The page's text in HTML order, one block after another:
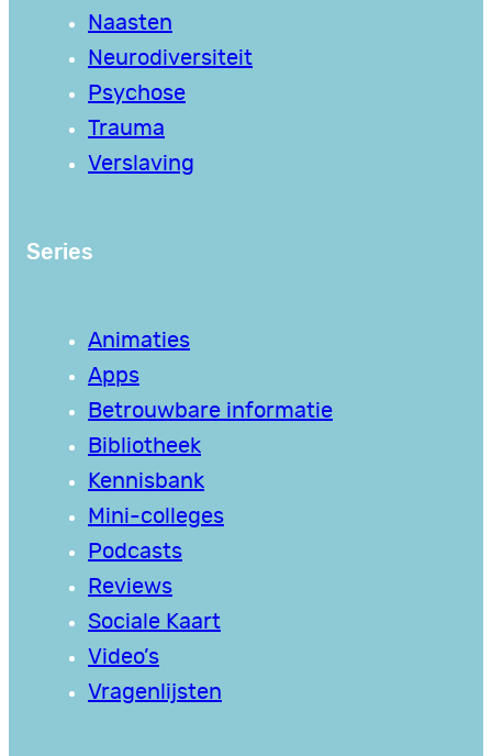
Naasten
Neurodiversiteit
Psychose
Trauma
Verslaving
Series
Animaties
Apps
Betrouwbare informatie
Bibliotheek
Kennisbank
Mini-colleges
Podcasts
Reviews
Sociale Kaart
Video’s
Vragenlijsten